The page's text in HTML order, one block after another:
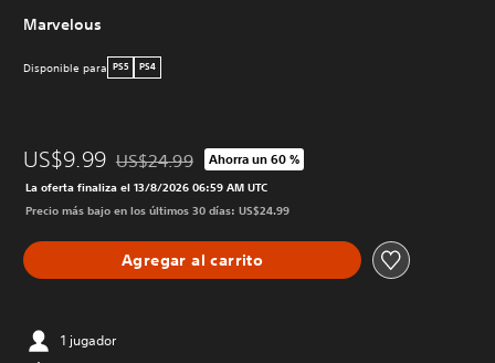
Marvelous
Disponible para PS5 PS4
US$9.99 Rebajado del precio original de US$24.99
US$24.99 Ahorra un 60 %
La oferta finaliza el 13/8/2026 06:59 AM UTC
Precio más bajo en los últimos 30 días: US$24.99
Agregar al carrito
1 jugador